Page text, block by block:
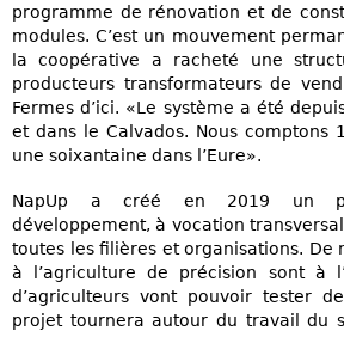
programme de rénovation et de
modules. C’est un mouvement
la coopérative a racheté une
producteurs transformateurs de
Fermes d’ici. «Le système a été
et dans le Calvados. Nous comptons
une soixantaine dans l’Eure».
NapUp a créé en 2019 un
développement, à vocation
toutes les filières et organisations. De
à l’agriculture de précision sont à
d’agriculteurs vont pouvoir tester
projet tournera autour du travail du